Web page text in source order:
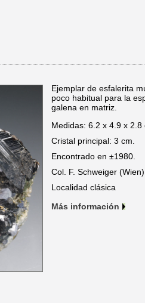
Ejemplar de esfalerita
poco habitual para la
galena en matriz.
Medidas: 6.2 x 4.9 x 2.8
Cristal principal: 3 cm.
Encontrado en ±1980.
Col. F. Schweiger (Wien).
Localidad clásica
Más información